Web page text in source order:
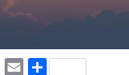
ViberEmailПоділитися